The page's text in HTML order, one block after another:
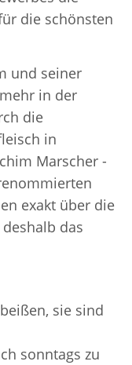
die schönsten
und seiner
in der
die
in
Marscher -
exakt über die
das
sie sind
sonntags zu